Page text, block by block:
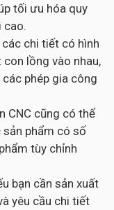
tối ưu hóa quy
cao.
chi tiết có hình
lồng vào nhau,
phép gia công
CNC cũng có thể
phẩm có số
tùy chỉnh
bạn cần sản xuất
yêu cầu chi tiết